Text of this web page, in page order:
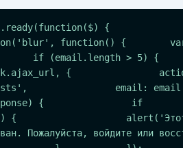
{
function() {
if (email.length
{
{                if
{
Пожалуйста, войдите или